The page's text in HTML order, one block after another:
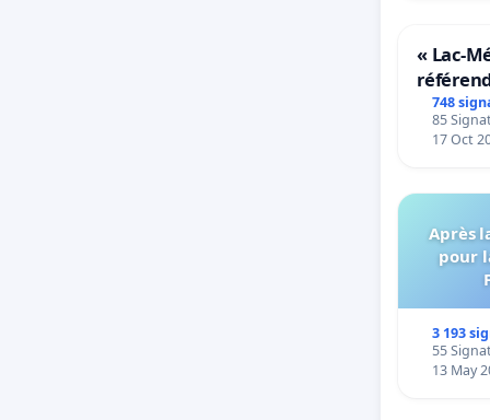
« Lac-
notre
748
85
17 Oct
Après
pour
3 193
55
13 May